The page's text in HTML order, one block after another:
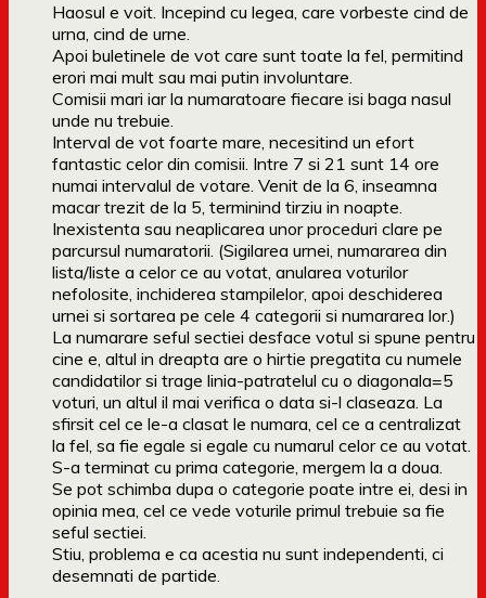
Haosul e voit. Incepind cu legea, care vorbeste cind de
urna, cind de urne.
Apoi buletinele de vot care sunt toate la fel, permitind
erori mai mult sau mai putin involuntare.
Comisii mari iar la numaratoare fiecare isi baga nasul
unde nu trebuie.
Interval de vot foarte mare, necesitind un efort
fantastic celor din comisii. Intre 7 si 21 sunt 14 ore
numai intervalul de votare. Venit de la 6, inseamna
macar trezit de la 5, terminind tirziu in noapte.
Inexistenta sau neaplicarea unor proceduri clare pe
parcursul numaratorii. (Sigilarea urnei, numararea din
lista/liste a celor ce au votat, anularea voturilor
nefolosite, inchiderea stampilelor, apoi deschiderea
urnei si sortarea pe cele 4 categorii si numararea lor.)
La numarare seful sectiei desface votul si spune pentru
cine e, altul in dreapta are o hirtie pregatita cu numele
candidatilor si trage linia-patratelul cu o diagonala=5
voturi, un altul il mai verifica o data si-l claseaza. La
sfirsit cel ce le-a clasat le numara, cel ce a centralizat
la fel, sa fie egale si egale cu numarul celor ce au votat.
S-a terminat cu prima categorie, mergem la a doua.
Se pot schimba dupa o categorie poate intre ei, desi in
opinia mea, cel ce vede voturile primul trebuie sa fie
seful sectiei.
Stiu, problema e ca acestia nu sunt independenti, ci
desemnati de partide.